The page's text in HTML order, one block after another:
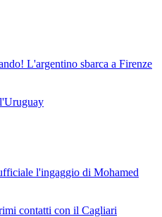
L'argentino sbarca a Firenze
l'ingaggio di Mohamed
contatti con il Cagliari